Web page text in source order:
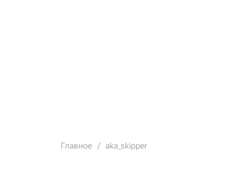
Главное aka_skipper